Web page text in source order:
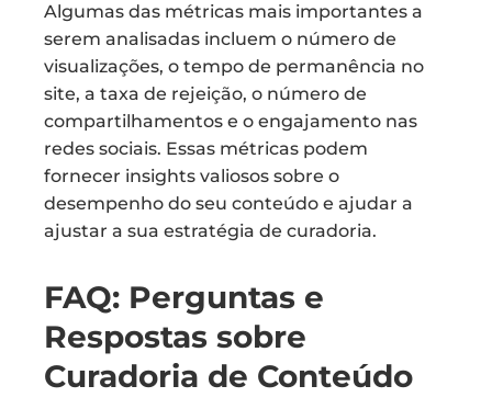
Algumas das métricas mais importantes a
serem analisadas incluem o número de
visualizações, o tempo de permanência no
site, a taxa de rejeição, o número de
compartilhamentos e o engajamento nas
redes sociais. Essas métricas podem
fornecer insights valiosos sobre o
desempenho do seu conteúdo e ajudar a
ajustar a sua estratégia de curadoria.
FAQ: Perguntas e
Respostas sobre
Curadoria de Conteúdo